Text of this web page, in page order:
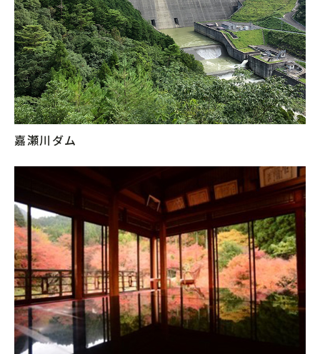
嘉瀬川ダム